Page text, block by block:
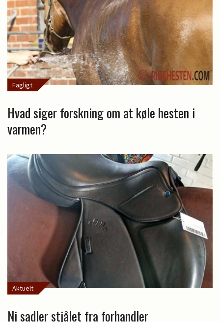
Fagligt
Hvad siger forskning om at køle hesten i
varmen?
Aktuelt
Ni sadler stjålet fra forhandler